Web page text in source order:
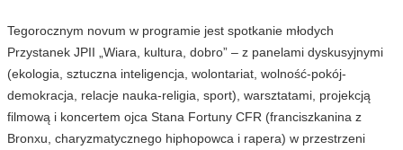
Tegorocznym novum w programie jest spotkanie młodych
Przystanek JPII „Wiara, kultura, dobro” – z panelami dyskusyjnymi
(ekologia, sztuczna inteligencja, wolontariat, wolność-pokój-
demokracja, relacje nauka-religia, sport), warsztatami, projekcją
filmową i koncertem ojca Stana Fortuny CFR (franciszkanina z
Bronxu, charyzmatycznego hiphopowca i rapera) w przestrzeni